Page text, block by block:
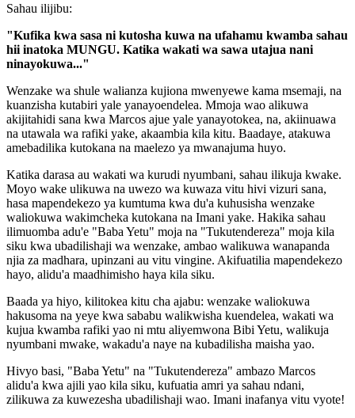
Sahau ilijibu:
"Kufika kwa sasa ni kutosha kuwa na ufahamu kwamba sahau
hii inatoka MUNGU. Katika wakati wa sawa utajua nani
ninayokuwa..."
Wenzake wa shule walianza kujiona mwenyewe kama msemaji, na
kuanzisha kutabiri yale yanayoendelea. Mmoja wao alikuwa
akijitahidi sana kwa Marcos ajue yale yanayotokea, na, akiinuawa
na utawala wa rafiki yake, akaambia kila kitu. Baadaye, atakuwa
amebadilika kutokana na maelezo ya mwanajuma huyo.
Katika darasa au wakati wa kurudi nyumbani, sahau ilikuja kwake.
Moyo wake ulikuwa na uwezo wa kuwaza vitu hivi vizuri sana,
hasa mapendekezo ya kumtuma kwa du'a kuhusisha wenzake
waliokuwa wakimcheka kutokana na Imani yake. Hakika sahau
ilimuomba adu'e "Baba Yetu" moja na "Tukutendereza" moja kila
siku kwa ubadilishaji wa wenzake, ambao walikuwa wanapanda
njia za madhara, upinzani au vitu vingine. Akifuatilia mapendekezo
hayo, alidu'a maadhimisho haya kila siku.
Baada ya hiyo, kilitokea kitu cha ajabu: wenzake waliokuwa
hakusoma na yeye kwa sababu walikwisha kuendelea, wakati wa
kujua kwamba rafiki yao ni mtu aliyemwona Bibi Yetu, walikuja
nyumbani mwake, wakadu'a naye na kubadilisha maisha yao.
Hivyo basi, "Baba Yetu" na "Tukutendereza" ambazo Marcos
alidu'a kwa ajili yao kila siku, kufuatia amri ya sahau ndani,
zilikuwa za kuwezesha ubadilishaji wao. Imani inafanya vitu vyote!